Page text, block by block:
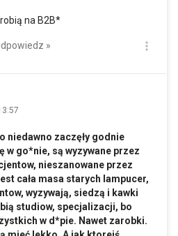
na B2B*
»
niedawno zaczęły godnie
w go*nie, są wyzywane przez
nieszanowane przez
cała masa starych lampucer,
wyzywają, siedzą i kawki
studiow, specjalizacji, bo
w d*pie. Nawet zarobki.